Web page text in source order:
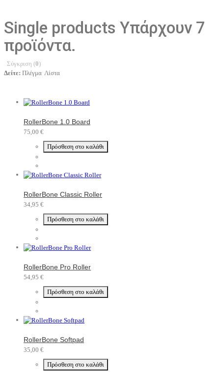
Single products Υπάρχουν 7
προϊόντα.
Σύγκριση (0)
Δείτε: Πλέγμα Λίστα
RollerBone 1.0 Board
75,00 €
Πρόσθεση στο καλάθι
RollerBone Classic Roller
34,95 €
Πρόσθεση στο καλάθι
RollerBone Pro Roller
54,95 €
Πρόσθεση στο καλάθι
RollerBone Softpad
35,00 €
Πρόσθεση στο καλάθι